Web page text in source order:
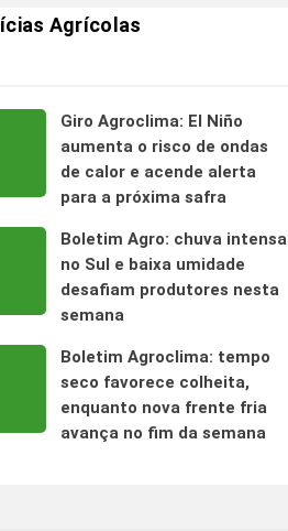
Agrícolas
Giro Agroclima: El Niño
aumenta o risco de ondas
de calor e acende alerta
para a próxima safra
Boletim Agro: chuva intensa
no Sul e baixa umidade
desafiam produtores nesta
semana
Boletim Agroclima: tempo
seco favorece colheita,
enquanto nova frente fria
avança no fim da semana